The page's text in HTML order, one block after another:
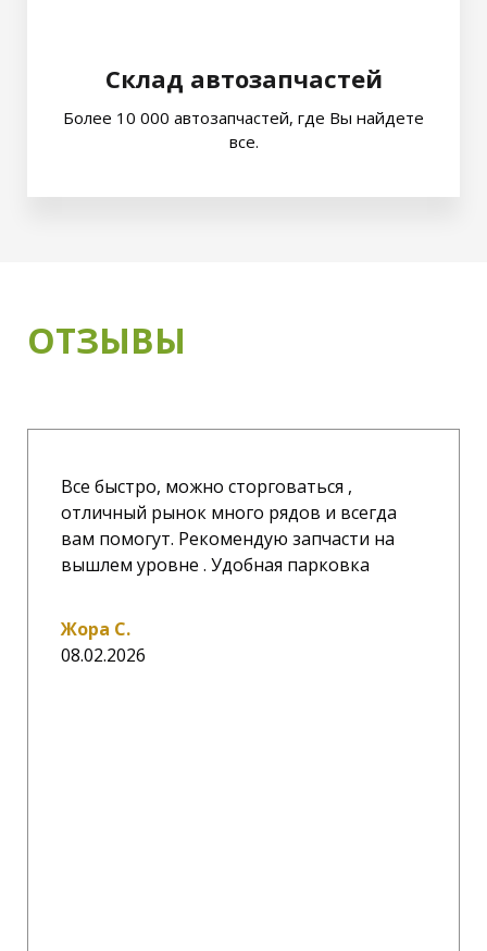
Склад автозапчастей
Более 10 000 автозапчастей, где Вы найдете
все.
ОТЗЫВЫ
Все быстро, можно сторговаться ,
отличный рынок много рядов и всегда
вам помогут. Рекомендую запчасти на
вышлем уровне . Удобная парковка
Жора С.
08.02.2026